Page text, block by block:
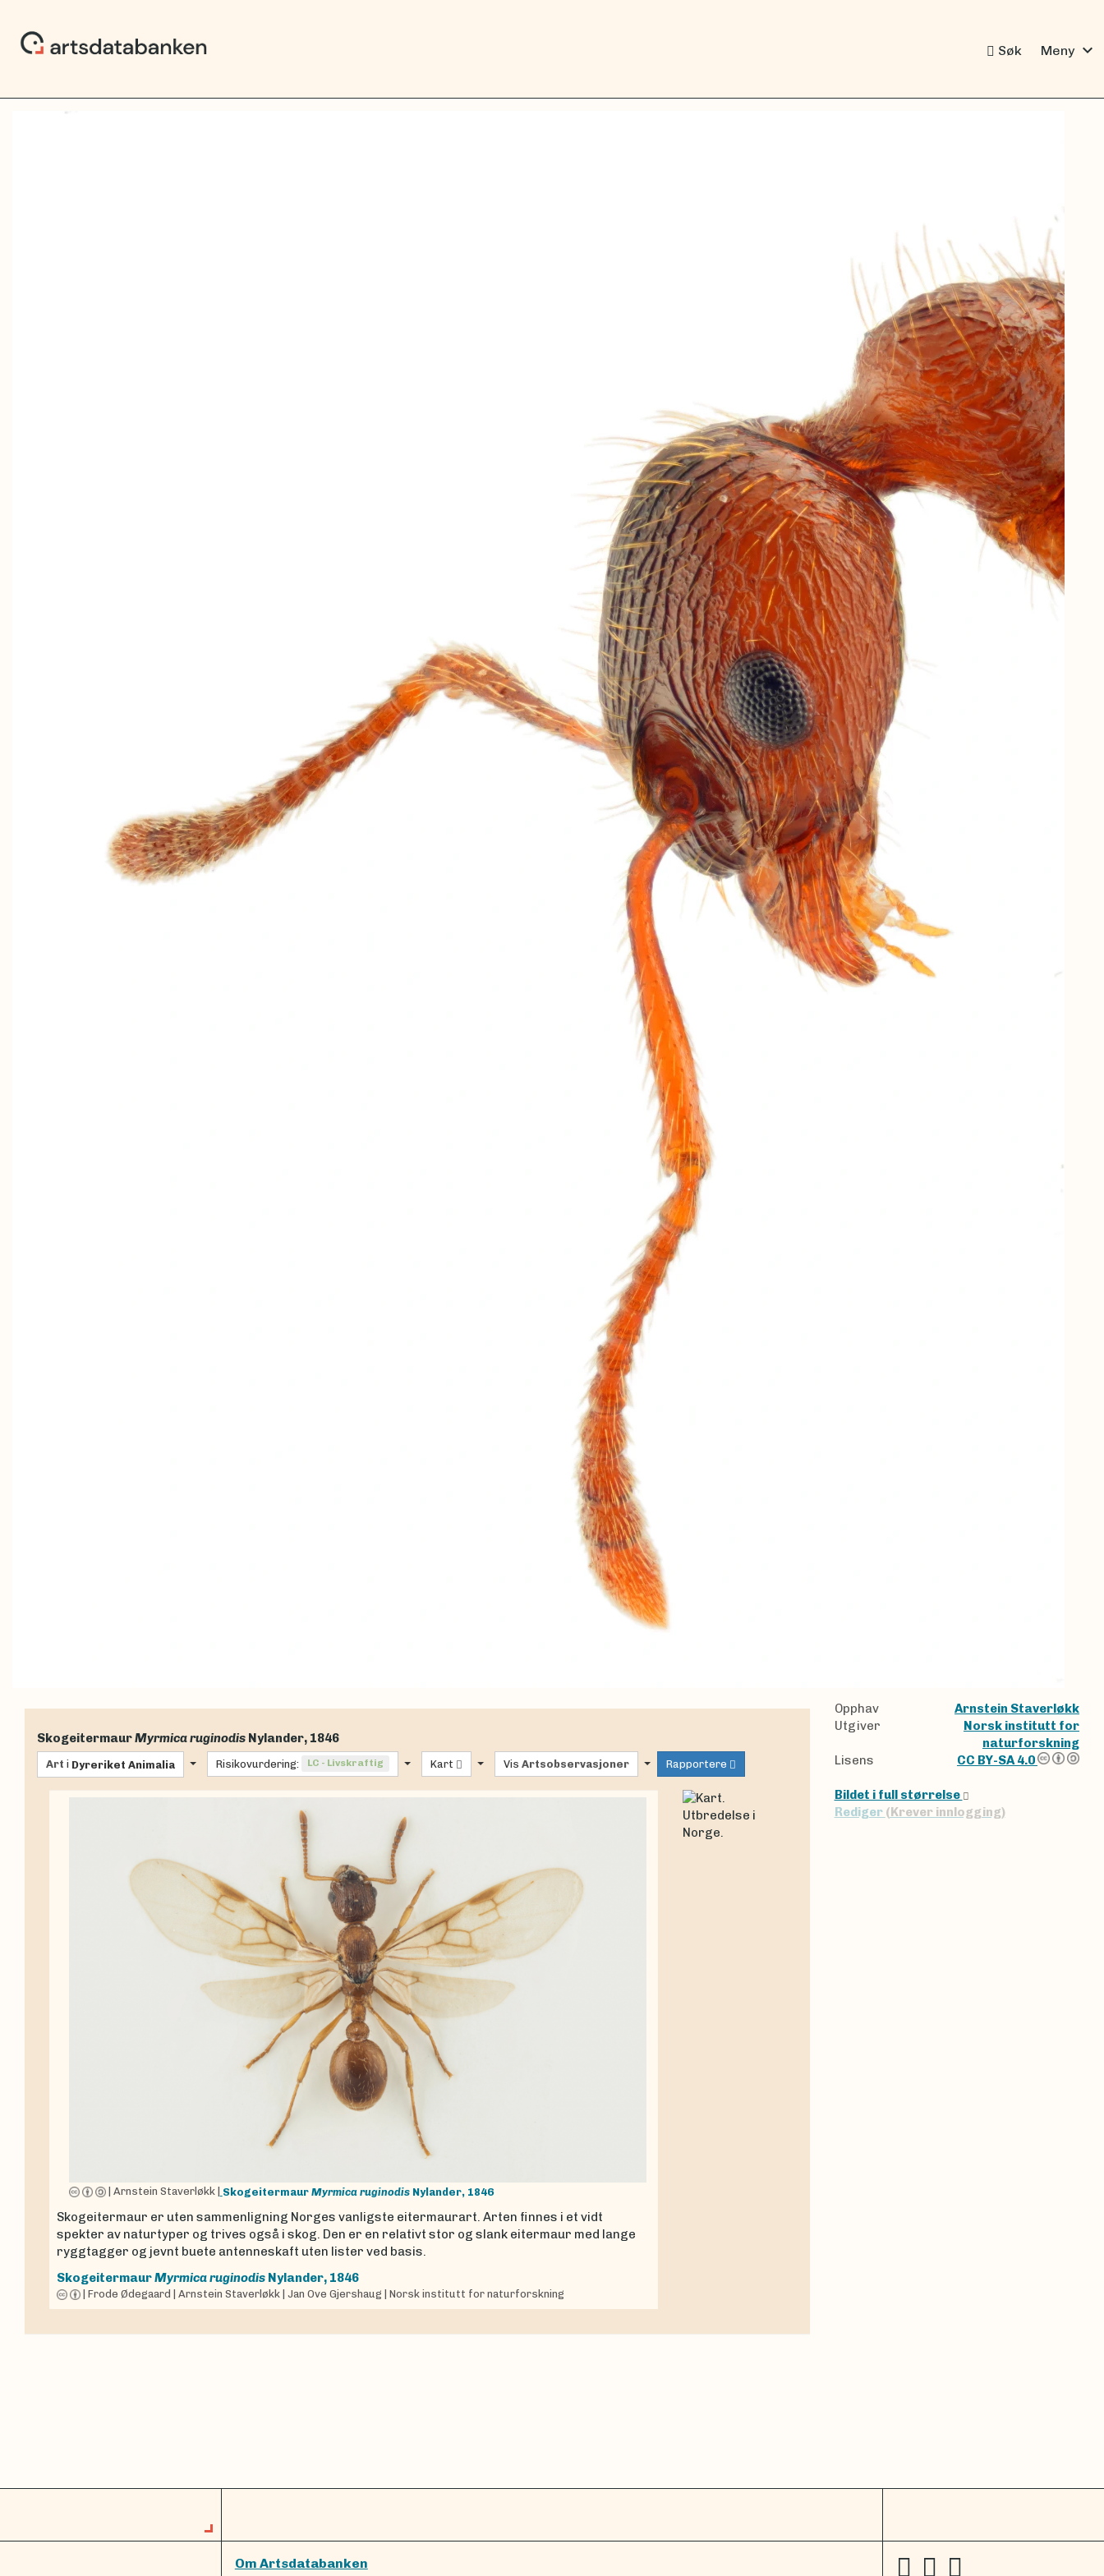
Søk Meny expand_more
SkogeitermaurMyrmica ruginodis Nylander, 1846
Art i Dyreriket Animalia Risikovurdering: LC - Livskraftig Kart VisArtsobservasjoner Rapportere
Arnstein Staverløkk Skogeitermaur Myrmica ruginodis Nylander, 1846
Skogeitermaur er uten sammenligning Norges vanligste eitermaurart. Arten finnes i et vidt
spekter av naturtyper og trives også i skog. Den er en relativt stor og slank eitermaur med lange
ryggtagger og jevnt buete antenneskaft uten lister ved basis.
SkogeitermaurMyrmica ruginodis Nylander, 1846
Frode Ødegaard Arnstein Staverløkk Jan Ove Gjershaug Norsk institutt for naturforskning
Opphav
Arnstein Staverløkk
Utgiver
Norsk institutt for
naturforskning
Lisens
CC BY-SA 4.0
Bildet i full størrelse
Rediger (Krever innlogging)
Om Artsdatabanken